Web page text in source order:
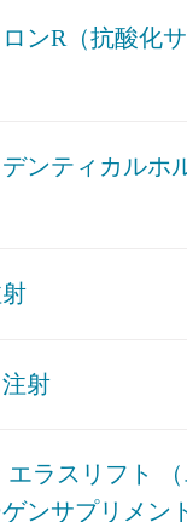
ロンR（抗酸化
ンティカルホ
射
エラスリフト
ンサプリメン